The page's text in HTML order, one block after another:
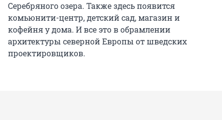
Серебряного озера. Также здесь появится
комьюнити-центр, детский сад, магазин и
кофейня у дома. И все это в обрамлении
архитектуры северной Европы от шведских
проектировщиков.